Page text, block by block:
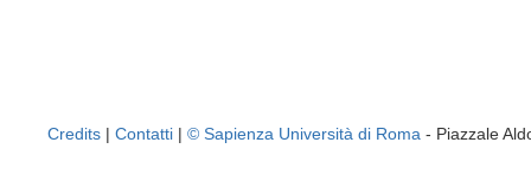
Credits | Contatti | © Sapienza Università di Roma - Piazzale